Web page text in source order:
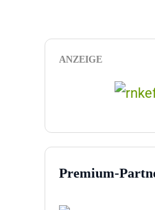
ANZEIGE
Premium-